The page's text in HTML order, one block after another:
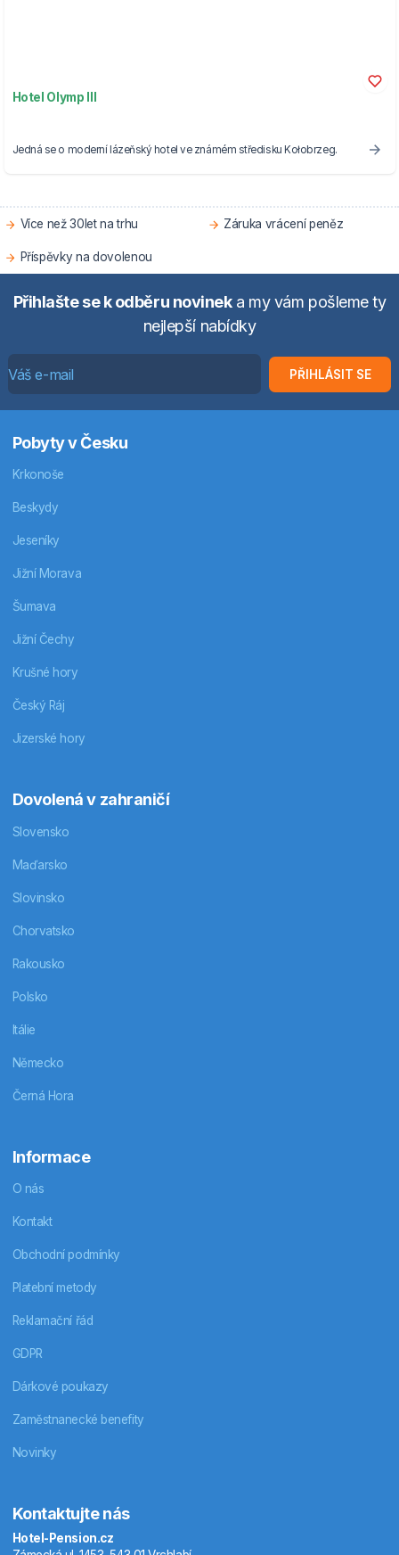
Hotel Olymp III
Jedná se o moderní lázeňský hotel ve známém středisku Kołobrzeg.
Více než 30let na trhu Záruka vrácení peněz
Příspěvky na dovolenou
Přihlašte se k odběru novineka my vám pošleme ty
nejlepší nabídky
PŘIHLÁSIT SE
Pobyty v Česku
Krkonoše
Beskydy
Jeseníky
Jižní Morava
Šumava
Jižní Čechy
Krušné hory
Český Ráj
Jizerské hory
Dovolená v zahraničí
Slovensko
Maďarsko
Slovinsko
Chorvatsko
Rakousko
Polsko
Itálie
Německo
Černá Hora
Informace
O nás
Kontakt
Obchodní podmínky
Platební metody
Reklamační řád
GDPR
Dárkové poukazy
Zaměstnanecké benefity
Novinky
Kontaktujte nás
Hotel-Pension.cz